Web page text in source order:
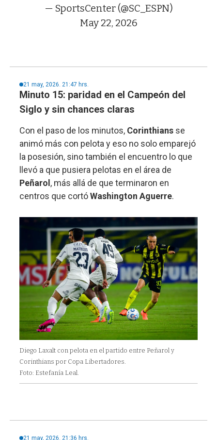
— SportsCenter (@SC_ESPN)
May 22, 2026
21 may, 2026. 21:47 hrs.
Minuto 15: paridad en el Campeón del
Siglo y sin chances claras
Con el paso de los minutos, Corinthians se
animó más con pelota y eso no solo emparejó
la posesión, sino también el encuentro lo que
llevó a que pusiera pelotas en el área de
Peñarol, más allá de que terminaron en
centros que cortóWashington Aguerre.
Diego Laxalt con pelota en el partido entre Peñarol y
Corinthians por Copa Libertadores.
Foto: Estefanía Leal.
21 may, 2026. 21:36 hrs.